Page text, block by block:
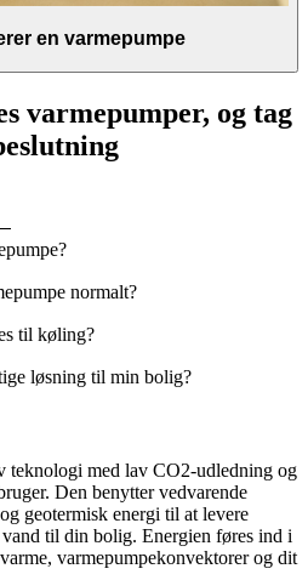
en varmepumpe
varmepumper, og tag
normalt?
til køling?
løsning til min bolig?
teknologi med lav CO2-udledning og
Den benytter vedvarende
geotermisk energi til at levere
til din bolig. Energien føres ind i
varmepumpekonvektorer og dit